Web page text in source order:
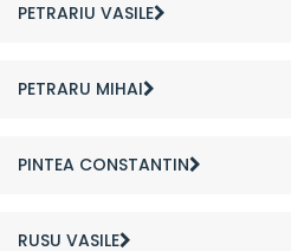
PETRARIU VASILE
PETRARU MIHAI
PINTEA CONSTANTIN
RUSU VASILE